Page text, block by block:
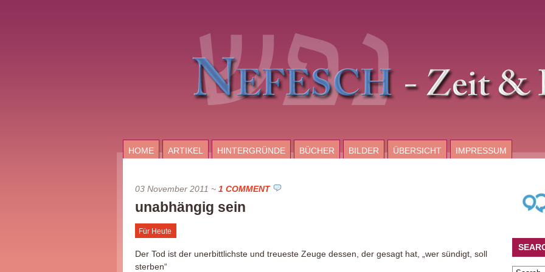
HOME ARTIKEL HINTERGRÜNDE BÜCHER BILDER ÜBERSICHT IMPRESSUM
03 November 2011 ~ 1 COMMENT
unabhängig sein
Für Heute
Der Tod ist der unerbittlichste und treueste Zeuge dessen, der gesagt hat, „wer sündigt, soll
sterben“